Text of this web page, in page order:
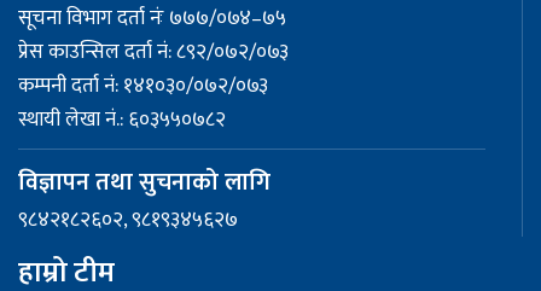
सूचना विभाग दर्ता नंः ७७७/०७४–७५
प्रेस काउन्सिल दर्ता नं: ८९२/०७२/०७३
कम्पनी दर्ता नं: १४१०३०/०७२/०७३
स्थायी लेखा नं.: ६०३५५०७८२
विज्ञापन तथा सुचनाको लागि
९८४२१८२६०२, ९८१९३४५६२७
हाम्रो टीम